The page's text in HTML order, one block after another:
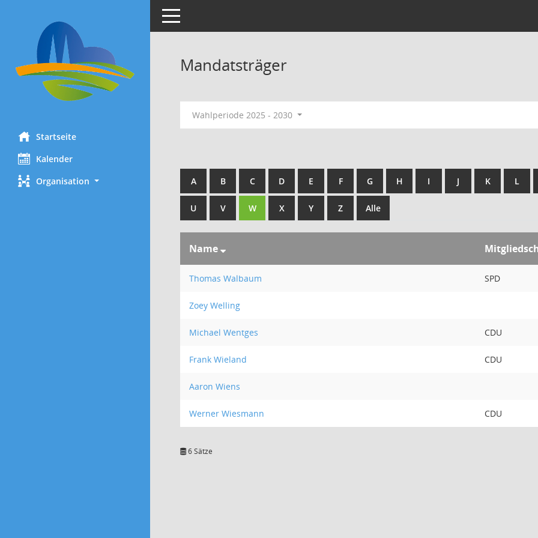
Startseite
Kalender
Organisation
Toggle navigation
Mandatsträger
Wahlperiode 2025 - 2030
A B C D E F G H I J K L
U V W X Y Z Alle
Name
Thomas Walbaum SPD
Zoey Welling
Michael Wentges CDU
Frank Wieland CDU
Aaron Wiens
Werner Wiesmann CDU
6 Sätze